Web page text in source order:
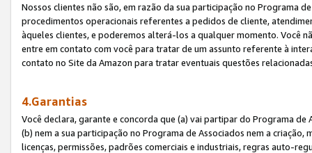
Nossos clientes não são, em razão da sua participação no Programa
procedimentos operacionais referentes a pedidos de cliente,
àqueles clientes, e poderemos alterá-los a qualquer momento. Você
entre em contato com você para tratar de um assunto referente à
contato no Site da Amazon para tratar eventuais questões
4.Garantias
Você declara, garante e concorda que (a) vai partipar do Programa
(b) nem a sua participação no Programa de Associados nem a
licenças, permissões, padrões comerciais e industriais, regras auto-